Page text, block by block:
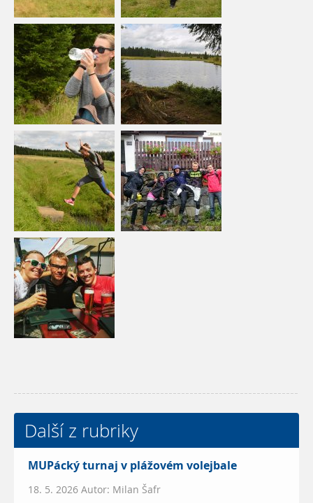
Další z rubriky
MUPácký turnaj v plážovém volejbale
18. 5. 2026 Autor: Milan Šafr